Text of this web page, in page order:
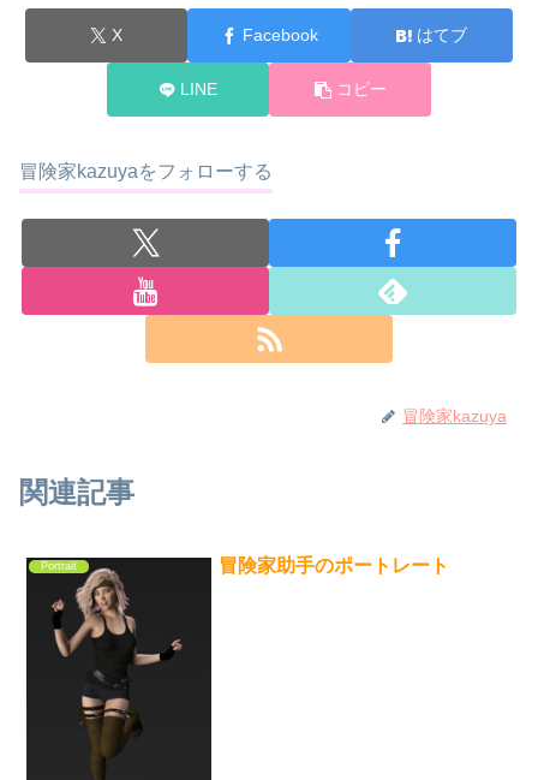
X Facebook はてブ
LINE コピー
冒険家kazuyaをフォローする
冒険家kazuya
関連記事
Portrait 冒険家助手のポートレート